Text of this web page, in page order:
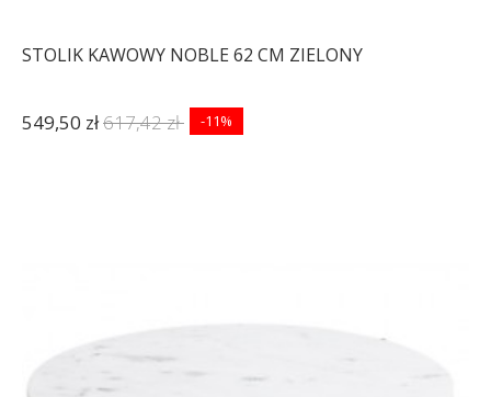
STOLIK KAWOWY NOBLE 62 CM ZIELONY
549,50 zł617,42 zł -11%